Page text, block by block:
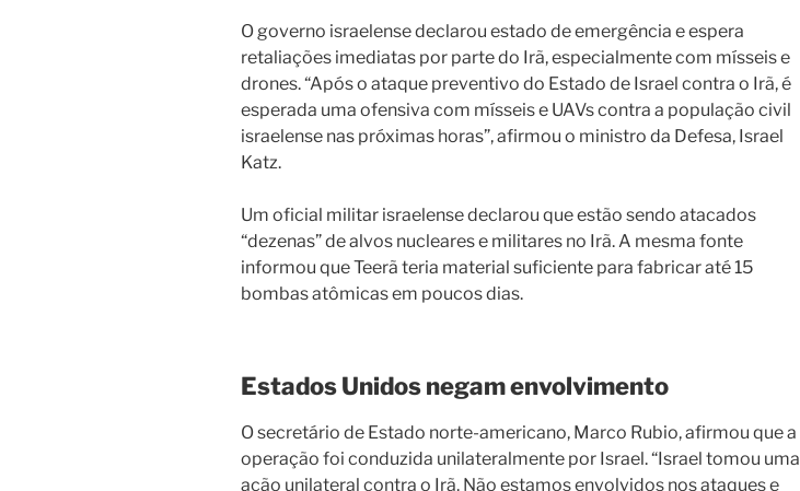
O governo israelense declarou estado de emergência e espera
retaliações imediatas por parte do Irã, especialmente com mísseis e
drones. “Após o ataque preventivo do Estado de Israel contra o Irã, é
esperada uma ofensiva com mísseis e UAVs contra a população civil
israelense nas próximas horas”, afirmou o ministro da Defesa, Israel
Katz.
Um oficial militar israelense declarou que estão sendo atacados
“dezenas” de alvos nucleares e militares no Irã. A mesma fonte
informou que Teerã teria material suficiente para fabricar até 15
bombas atômicas em poucos dias.
Estados Unidos negam envolvimento
O secretário de Estado norte-americano, Marco Rubio, afirmou que a
operação foi conduzida unilateralmente por Israel. “Israel tomou uma
ação unilateral contra o Irã. Não estamos envolvidos nos ataques e